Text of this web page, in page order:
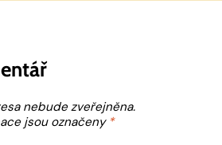
nebude zveřejněna.
jsou označeny *